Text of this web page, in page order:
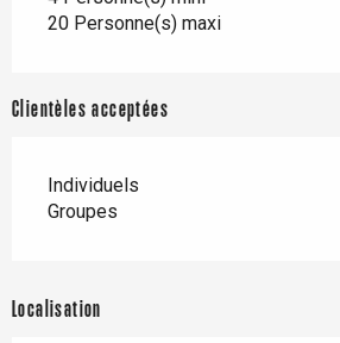
20 Personne(s) maxi
Clientèles acceptées
Individuels
Groupes
Localisation